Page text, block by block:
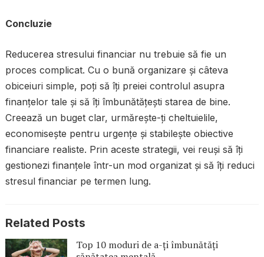
Concluzie
Reducerea stresului financiar nu trebuie să fie un
proces complicat. Cu o bună organizare și câteva
obiceiuri simple, poți să îți preiei controlul asupra
finanțelor tale și să îți îmbunătățești starea de bine.
Creează un buget clar, urmărește-ți cheltuielile,
economisește pentru urgențe și stabilește obiective
financiare realiste. Prin aceste strategii, vei reuși să îți
gestionezi finanțele într-un mod organizat și să îți reduci
stresul financiar pe termen lung.
Related Posts
Top 10 moduri de a-ți îmbunătăți